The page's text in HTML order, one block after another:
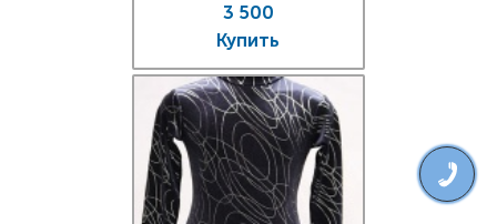
3 500
Купить